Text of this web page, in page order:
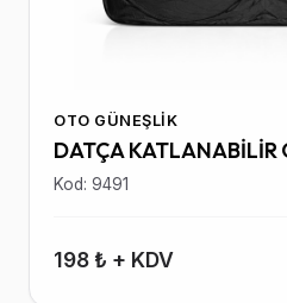
OTO GÜNEŞLIK
DATÇA KATLANABİLİR
Kod: 9491
198 ₺ + KDV